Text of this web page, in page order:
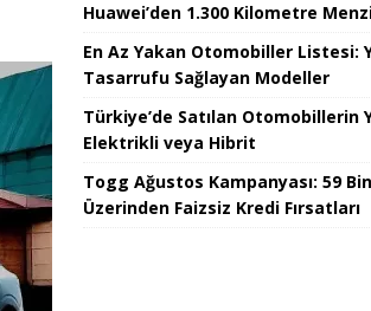
Huawei’den 1.300 Kilometre
En Az Yakan Otomobiller Listesi:
Tasarrufu Sağlayan Modeller
Türkiye’de Satılan Otomobillerin
Elektrikli veya Hibrit
Togg Ağustos Kampanyası: 59
Üzerinden Faizsiz Kredi Fırsatları